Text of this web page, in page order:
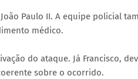
Paulo II. A equipe policial
médico.
do ataque. Já Francisco,
sobre o ocorrido.